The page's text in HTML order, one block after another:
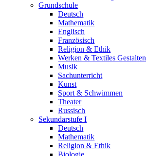
Grundschule
Deutsch
Mathematik
Englisch
Französisch
Religion & Ethik
Werken & Textiles Gestalten
Musik
Sachunterricht
Kunst
Sport & Schwimmen
Theater
Russisch
Sekundarstufe I
Deutsch
Mathematik
Religion & Ethik
Biologie